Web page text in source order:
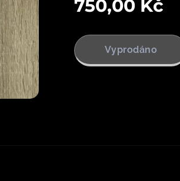
750,00 Kč
Vyprodáno